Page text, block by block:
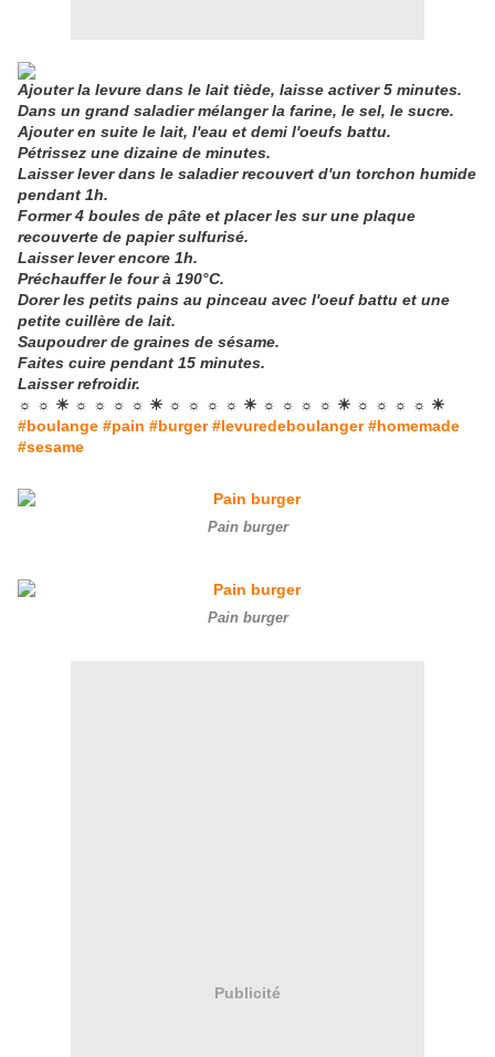
Ajouter la levure dans le lait tiède, laisse activer 5 minutes.
Dans un grand saladier mélanger la farine, le sel, le sucre.
Ajouter en suite le lait, l'eau et demi l'oeufs battu.
Pétrissez une dizaine de minutes.
Laisser lever dans le saladier recouvert d'un torchon humide
pendant 1h.
Former 4 boules de pâte et placer les sur une plaque
recouverte de papier sulfurisé.
Laisser lever encore 1h.
Préchauffer le four à 190°C.
Dorerles petits pains au pinceau avec l'oeuf battu et une
petite cuillère de lait.
Saupoudrer de graines de sésame.
Faites cuire pendant 15 minutes.
Laisser refroidir.
☼ ☼ ☀ ☼ ☼ ☼ ☼ ☀ ☼ ☼ ☼ ☼ ☀ ☼ ☼ ☼ ☼ ☀ ☼ ☼ ☼ ☼ ☀
#boulange #pain #burger #levuredeboulanger #homemade
#sesame
Pain burger
Pain burger
Publicité